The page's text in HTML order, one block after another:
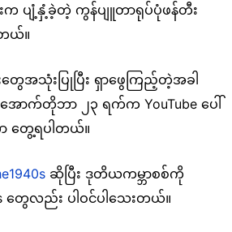
ပျံ့နှံ့ခဲ့တဲ့ ကွန်ပျူတာရုပ်ပုံဖန်တီး
ယ်။
အသုံးပြုပြီး ရှာဖွေကြည့်တဲ့အခါ
ောက်တိုဘာ ၂၃ ရက်က YouTube ပေါ်
ာ တွေ့ရပါတယ်။
ဆိုပြီး ဒုတိယကမ္ဘာစစ်ကို
တွေလည်း ပါဝင်ပါသေးတယ်။